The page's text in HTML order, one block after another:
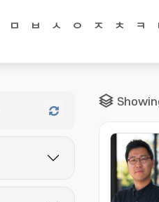
ㅁ ㅂ ㅅ ㅇ ㅈ ㅊ ㅋ